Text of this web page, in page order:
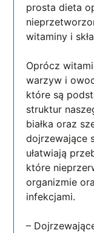
prosta dieta
witaminy i
Oprócz
warzyw i
które są
struktur
białka oraz
dojrzewające
ułatwiają
które
organizmie
infekcjami.
–